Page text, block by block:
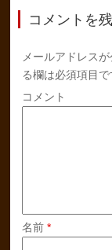
コメントを
メールアドレス
る欄は必須項目で
コメント
名前*